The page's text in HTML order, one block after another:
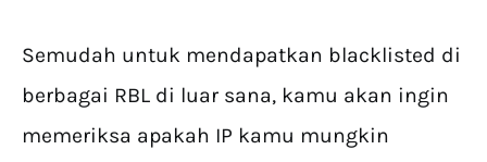
Semudah untuk mendapatkan blacklisted di
berbagai RBL di luar sana, kamu akan ingin
memeriksa apakah IP kamu mungkin